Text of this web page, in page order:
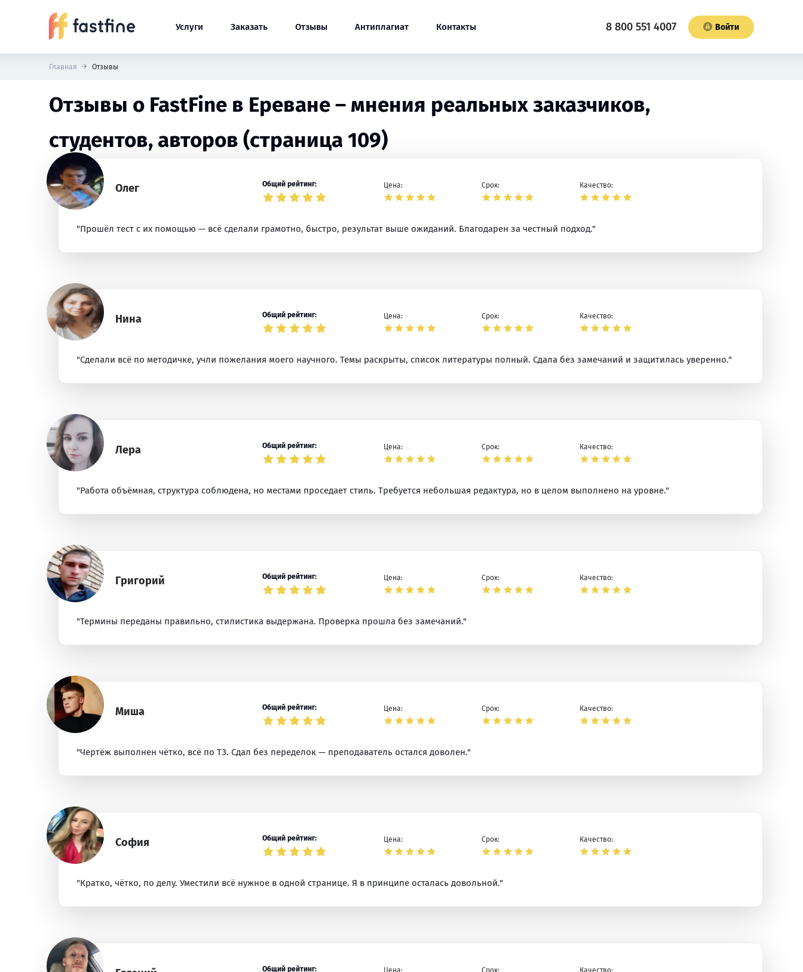
Услуги Заказать Отзывы Антиплагиат Контакты 8 800 551 4007 Войти
Главная Отзывы
Отзывы о FastFine в Ереване – мнения реальных заказчиков,
студентов, авторов (страница 109)
Олег Общий рейтинг: Цена: Срок: Качество:
"Прошёл тест с их помощью — всё сделали грамотно, быстро, результат выше ожиданий. Благодарен за честный подход."
Нина Общий рейтинг: Цена: Срок: Качество:
"Сделали всё по методичке, учли пожелания моего научного. Темы раскрыты, список литературы полный. Сдала без замечаний и защитилась уверенно."
Лера Общий рейтинг: Цена: Срок: Качество:
"Работа объёмная, структура соблюдена, но местами проседает стиль. Требуется небольшая редактура, но в целом выполнено на уровне."
Григорий Общий рейтинг: Цена: Срок: Качество:
"Термины переданы правильно, стилистика выдержана. Проверка прошла без замечаний."
Миша Общий рейтинг: Цена: Срок: Качество:
"Чертёж выполнен чётко, всё по ТЗ. Сдал без переделок — преподаватель остался доволен."
София Общий рейтинг: Цена: Срок: Качество:
"Кратко, чётко, по делу. Уместили всё нужное в одной странице. Я в принципе осталась довольной."
Общий рейтинг: Цена: Срок: Качество: